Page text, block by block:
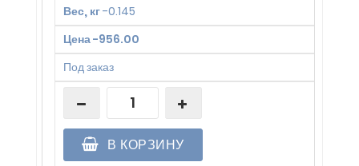
Вес, кг-0.145
Цена-956.00
Под заказ
В КОРЗИНУ